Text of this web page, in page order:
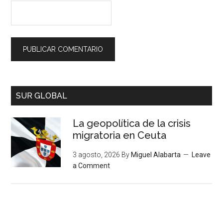
SUR GLOBAL
La geopolítica de la crisis
migratoria en Ceuta
3 agosto, 2026 By Miguel Alabarta
Leave
a Comment